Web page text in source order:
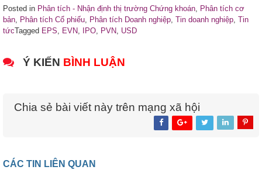
Posted in Phân tích - Nhận định thị trường Chứng khoán, Phân tích cơ
bản, Phân tích Cổ phiếu, Phân tích Doanh nghiệp, Tin doanh nghiệp, Tin
tứcTagged EPS, EVN, IPO, PVN, USD
Ý KIẾN BÌNH LUẬN
Chia sẻ bài viết này trên mạng xã hội
CÁC TIN LIÊN QUAN